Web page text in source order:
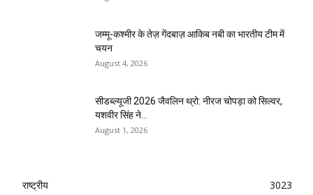
जम्मू-कश्मीर के तेज़ गेंदबाज़ आकिब नबी का भारतीय टीम में
चयन
August 4, 2026
सीडब्ल्यूजी 2026 जैवलिन थ्रो: नीरज चोपड़ा को सिल्वर,
यशवीर सिंह ने...
August 1, 2026
राष्ट्रीय
3023